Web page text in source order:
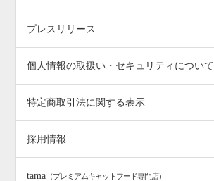
プレスリリース
個人情報の取扱い・セキュリティについて
特定商取引法に関する表示
採用情報
tama （プレミアムキャットフード専門店）